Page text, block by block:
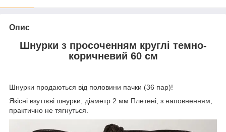
Опис
Шнурки з просоченням круглі темно-
коричневий 60 см
Шнурки продаються від половини пачки (36 пар)!
Якісні взуттєві шнурки, діаметр 2 мм Плетені, з наповненням,
практично не тягнуться.